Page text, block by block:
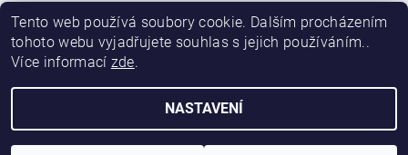
DIRECT FORCE | JANÍSKOVÁ&LATA
2026 © DIRFORPRO, všechna práva vyhrazenaUpravit nastavení cookies
Tento web používá soubory cookie. Dalším procházením
tohoto webu vyjadřujete souhlas s jejich používáním..
Více informací zde.
NASTAVENÍ